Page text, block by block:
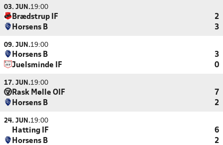
03. JUN.19:00
Brædstrup IF
2
Horsens B
3
09. JUN.19:00
Horsens B
3
Juelsminde IF
0
17. JUN.19:00
Rask Mølle OIF
7
Horsens B
2
24. JUN.19:00
Hatting IF
6
Horsens B
2